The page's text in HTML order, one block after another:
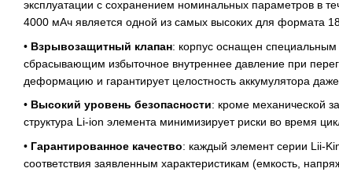
эксплуатации с сохранением номинальных параметров в
4000 мАч является одной из самых высоких для формата
• Взрывозащитный клапан: корпус оснащен
сбрасывающим избыточное внутреннее давление при
деформацию и гарантирует целостность аккумулятора
• Высокий уровень безопасности: кроме механической
структура Li-ion элемента минимизирует риски во время
• Гарантированное качество: каждый элемент серии Lii-
соответствия заявленным характеристикам (емкость,